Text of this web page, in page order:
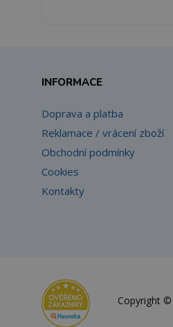
INFORMACE
Doprava a platba
Reklamace / vrácení zboží
Obchodní podmínky
Cookies
Kontakty
Copyright ©